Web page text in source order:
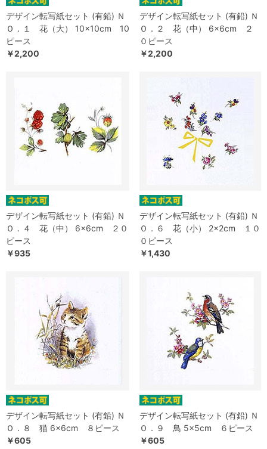
デザイン転写紙セット (有鉛) Ｎ
Ｏ．１ 花（大） 10×10cm 10
ピース
￥2,200
デザイン転写紙セット (有鉛) Ｎ
Ｏ．２ 花（中） 6×6cm ２
０ピース
￥2,200
デザイン転写紙セット (有鉛) Ｎ
Ｏ．４ 花（中） 6×6cm ２０
ピース
￥935
デザイン転写紙セット (有鉛) Ｎ
Ｏ．６ 花（小） 2×2cm １０
０ピース
￥1,430
デザイン転写紙セット (有鉛) Ｎ
Ｏ．８ 猫 6×6cm ８ピース
￥605
デザイン転写紙セット (有鉛) Ｎ
Ｏ．９ 鳥 5×5cm ６ピース
￥605